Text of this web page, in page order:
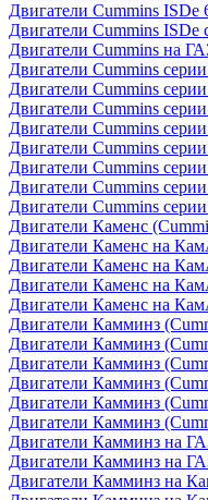
Двигатели Cummins ISDe
Двигатели Cummins ISDe
Двигатели Cummins на
Двигатели Cummins
Двигатели Cummins
Двигатели Cummins
Двигатели Cummins
Двигатели Cummins
Двигатели Cummins
Двигатели Cummins
Двигатели Cummins
Двигатели Каменс
Двигатели Каменс на
Двигатели Каменс на
Двигатели Каменс на
Двигатели Каменс на
Двигатели Камминз
Двигатели Камминз
Двигатели Камминз
Двигатели Камминз
Двигатели Камминз
Двигатели Камминз
Двигатели Камминз на
Двигатели Камминз на
Двигатели Камминз на